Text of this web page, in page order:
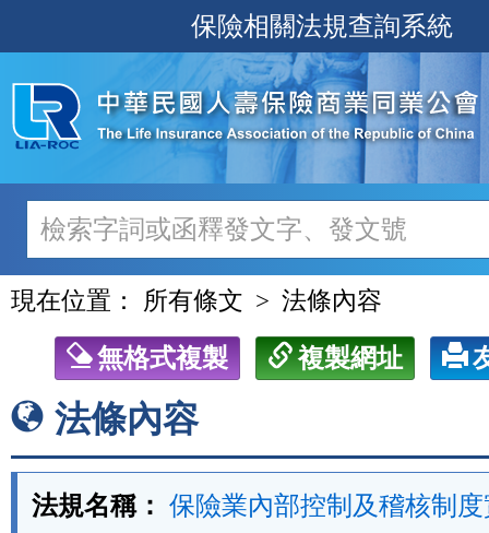
至
主
內
容
保險相關法規查詢系統
現在位置： 所有條文 法條內容
無格式複製 複製網址
法條內容
法規名稱： 保險業內部控制及稽核制